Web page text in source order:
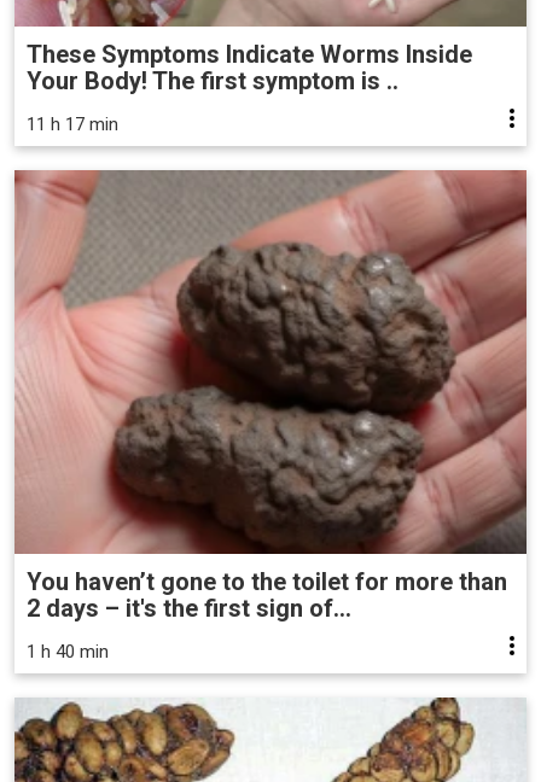
These Symptoms Indicate Worms Inside
Your Body! The first symptom is ..
11 h 17 min
You haven’t gone to the toilet for more than
2 days – it's the first sign of...
1 h 40 min